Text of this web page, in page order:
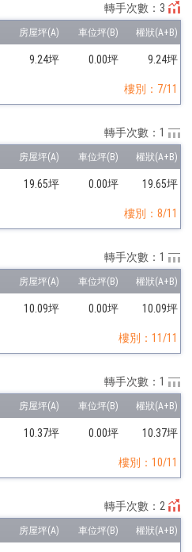
9.24坪 0.00坪 9.24坪
樓別：7/11
轉手次數：3
19.65坪 0.00坪 19.65坪
樓別：8/11
轉手次數：1
10.09坪 0.00坪 10.09坪
樓別：11/11
轉手次數：1
10.37坪 0.00坪 10.37坪
樓別：10/11
轉手次數：1
轉手次數：2